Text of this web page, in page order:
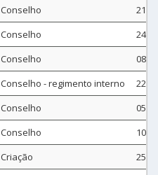
Conselho
21/
Conselho
24/
Conselho
08/
Conselho - regimento interno
22/
Conselho
05/
Conselho
10/
Criação 25/